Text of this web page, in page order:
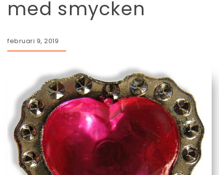
med smycken
februari 9, 2019